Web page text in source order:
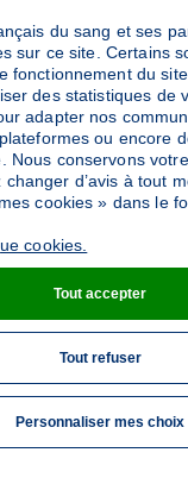
du sang et ses
sur ce site. Certains
fonctionnement du
des statistiques de
adapter nos
ou encore
Nous conservons
changer d’avis à tout
cookies » dans le
cookies.
Tout accepter
Tout refuser
Personnaliser mes choix